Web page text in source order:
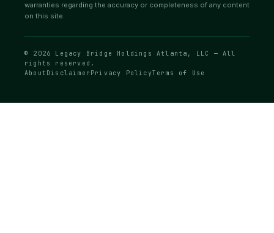
warranties regarding the accuracy or completeness of any content
on this site.
© 2026 Legacy Bridge Holdings Atlanta, LLC — All
rights reserved.
About Disclaimer Privacy PolicyTerms of Use